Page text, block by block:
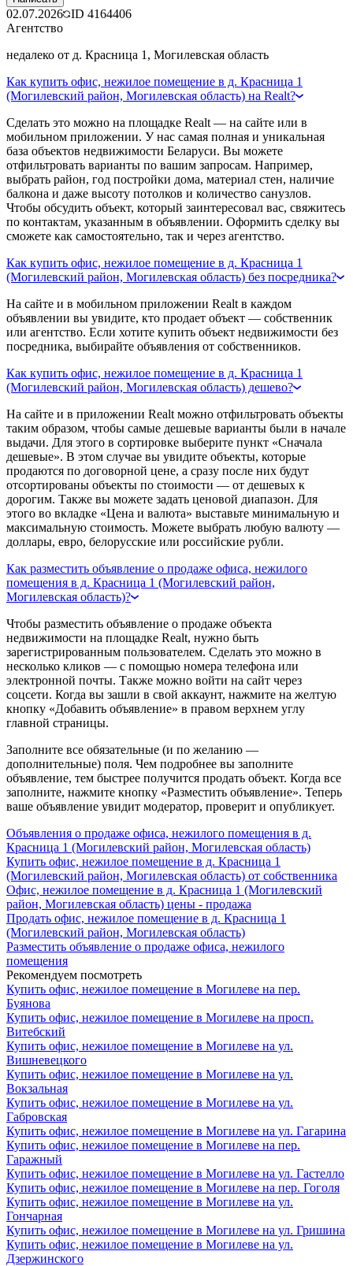
02.07.2026 ID 4164406
Агентство
недалеко от д. Красница 1, Могилевская область
Как купить офис, нежилое помещение в д. Красница 1
(Могилевский район, Могилевская область) на Realt?
Сделать это можно на площадке Realt — на сайте или в
мобильном приложении. У нас самая полная и уникальная
база объектов недвижимости Беларуси. Вы можете
отфильтровать варианты по вашим запросам. Например,
выбрать район, год постройки дома, материал стен, наличие
балкона и даже высоту потолков и количество санузлов.
Чтобы обсудить объект, который заинтересовал вас, свяжитесь
по контактам, указанным в объявлении. Оформить сделку вы
сможете как самостоятельно, так и через агентство.
Как купить офис, нежилое помещение в д. Красница 1
(Могилевский район, Могилевская область) без посредника?
На сайте и в мобильном приложении Realt в каждом
объявлении вы увидите, кто продает объект — собственник
или агентство. Если хотите купить объект недвижимости без
посредника, выбирайте объявления от собственников.
Как купить офис, нежилое помещение в д. Красница 1
(Могилевский район, Могилевская область) дешево?
На сайте и в приложении Realt можно отфильтровать объекты
таким образом, чтобы самые дешевые варианты были в начале
выдачи. Для этого в сортировке выберите пункт «Сначала
дешевые». В этом случае вы увидите объекты, которые
продаются по договорной цене, а сразу после них будут
отсортированы объекты по стоимости — от дешевых к
дорогим. Также вы можете задать ценовой диапазон. Для
этого во вкладке «Цена и валюта» выставьте минимальную и
максимальную стоимость. Можете выбрать любую валюту —
доллары, евро, белорусские или российские рубли.
Как разместить объявление о продаже офиса, нежилого
помещения в д. Красница 1 (Могилевский район,
Могилевская область)?
Чтобы разместить объявление о продаже объекта
недвижимости на площадке Realt, нужно быть
зарегистрированным пользователем. Сделать это можно в
несколько кликов — с помощью номера телефона или
электронной почты. Также можно войти на сайт через
соцсети. Когда вы зашли в свой аккаунт, нажмите на желтую
кнопку «Добавить объявление» в правом верхнем углу
главной страницы.
Заполните все обязательные (и по желанию —
дополнительные) поля. Чем подробнее вы заполните
объявление, тем быстрее получится продать объект. Когда все
заполните, нажмите кнопку «Разместить объявление». Теперь
ваше объявление увидит модератор, проверит и опубликует.
Объявления о продаже офиса, нежилого помещения в д.
Красница 1 (Могилевский район, Могилевская область)
Купить офис, нежилое помещение в д. Красница 1
(Могилевский район, Могилевская область) от собственника
Офис, нежилое помещение в д. Красница 1 (Могилевский
район, Могилевская область) цены - продажа
Продать офис, нежилое помещение в д. Красница 1
(Могилевский район, Могилевская область)
Разместить объявление о продаже офиса, нежилого
помещения
Рекомендуем посмотреть
Купить офис, нежилое помещение в Могилеве на пер.
Буянова
Купить офис, нежилое помещение в Могилеве на просп.
Витебский
Купить офис, нежилое помещение в Могилеве на ул.
Вишневецкого
Купить офис, нежилое помещение в Могилеве на ул.
Вокзальная
Купить офис, нежилое помещение в Могилеве на ул.
Габровская
Купить офис, нежилое помещение в Могилеве на ул. Гагарина
Купить офис, нежилое помещение в Могилеве на пер.
Гаражный
Купить офис, нежилое помещение в Могилеве на ул. Гастелло
Купить офис, нежилое помещение в Могилеве на пер. Гоголя
Купить офис, нежилое помещение в Могилеве на ул.
Гончарная
Купить офис, нежилое помещение в Могилеве на ул. Гришина
Купить офис, нежилое помещение в Могилеве на ул.
Дзержинского